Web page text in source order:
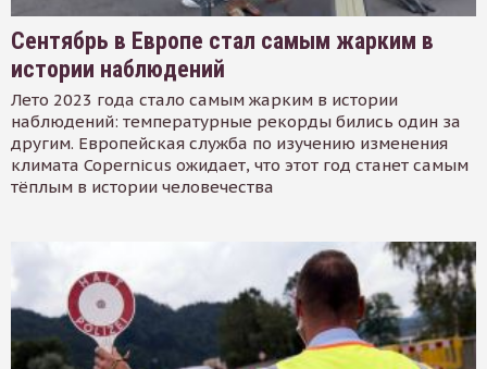
Сентябрь в Европе стал самым жарким в
истории наблюдений
Лето 2023 года стало самым жарким в истории
наблюдений: температурные рекорды бились один за
другим. Европейская служба по изучению изменения
климата Copernicus ожидает, что этот год станет самым
тёплым в истории человечества